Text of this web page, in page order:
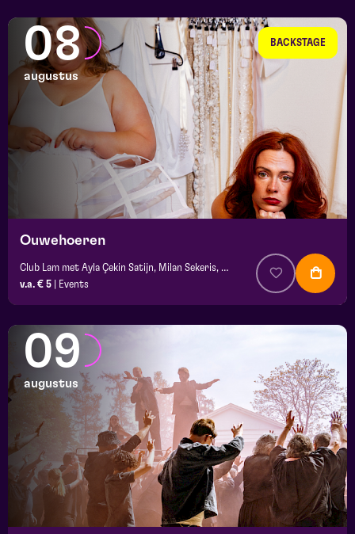
BACKSTAGE
08
augustus
Ouwehoeren
Club Lam met Ayla Çekin Satijn, Milan Sekeris, Dic van Duin, Jean-Baptiste Rey e.a.
v.a. € 5
Events
09
augustus